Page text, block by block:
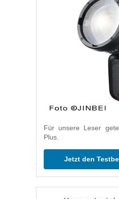
Für unsere Leser
Plus.
Jetzt den